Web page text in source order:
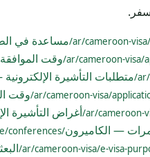
مساعدة في
وقت
متطلبات التأشيرة
وقت
أغراض التأشيرة
— الكاميرون/ar/cameroon-visa/e-visa-purpose/conferences/